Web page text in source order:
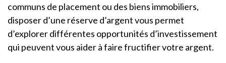
communs de placement ou des biens immobiliers,
disposer d’une réserve d’argent vous permet
d’explorer différentes opportunités d’investissement
qui peuvent vous aider à faire fructifier votre argent.